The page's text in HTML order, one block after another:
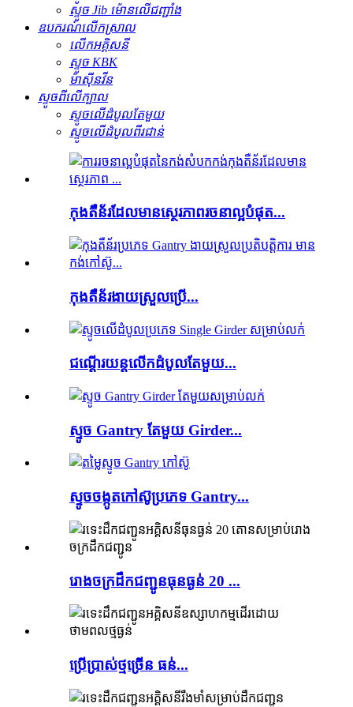
ស្ទូច Jib ម៉ោនលើជញ្ជាំង
ឧបករណ៍លើកស្រាល
លើកអគ្គិសនី
ស្ទូច KBK
ម៉ាស៊ីន​វីន
ស្ទូច​ពីលើ​ក្បាល
ស្ទូច​លើ​ដំបូល​តែមួយ
ស្ទូច​លើ​ដំបូល​ពីរ​ជាន់
កុងតឺន័រដែលមានស្ថេរភាពរចនាល្អបំផុត...
កុងតឺន័រ​ងាយស្រួល​ប្រើ...
ជណ្តើរយន្ត​លើក​ដំបូល​តែមួយ...
ស្ទូច Gantry តែមួយ Girder...
ស្ទូច​ចង្កូត​កៅស៊ូ​ប្រភេទ Gantry...
រោងចក្រដឹកជញ្ជូនធុនធ្ងន់ 20 ...
ប្រើប្រាស់ថ្មច្រើន ធន់...